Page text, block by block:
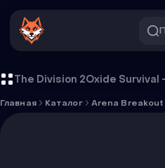
The Division 2
Главная Каталог Arena Breakout